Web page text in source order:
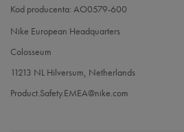
Kod producenta: AO0579-600
Nike European Headquarters
Colosseum
11213 NL Hilversum, Netherlands
Product.Safety.EMEA@nike.com